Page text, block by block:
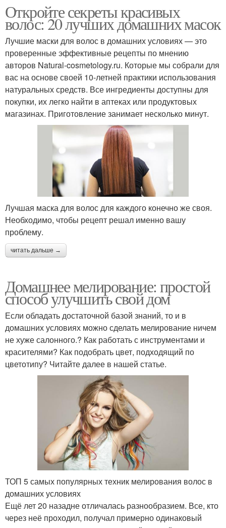
Откройте секреты красивых
волос: 20 лучших домашних масок
Лучшие маски для волос в домашних условиях — это
проверенные эффективные рецепты по мнению
авторов Natural-cosmetology.ru. Которые мы собрали для
вас на основе своей 10-летней практики использования
натуральных средств. Все ингредиенты доступны для
покупки, их легко найти в аптеках или продуктовых
магазинах. Приготовление занимает несколько минут.
Лучшая маска для волос для каждого конечно же своя.
Необходимо, чтобы рецепт решал именно вашу
проблему.
читать дальше →
Домашнее мелирование: простой
способ улучшить свой дом
Если обладать достаточной базой знаний, то и в
домашних условиях можно сделать мелирование ничем
не хуже салонного.? Как работать с инструментами и
красителями? Как подобрать цвет, подходящий по
цветотипу? Читайте далее в нашей статье.
ТОП 5 самых популярных техник мелирования волос в
домашних условиях
Ещё лет 20 назадне отличалась разнообразием. Все, кто
через неё проходил, получал примерно одинаковый